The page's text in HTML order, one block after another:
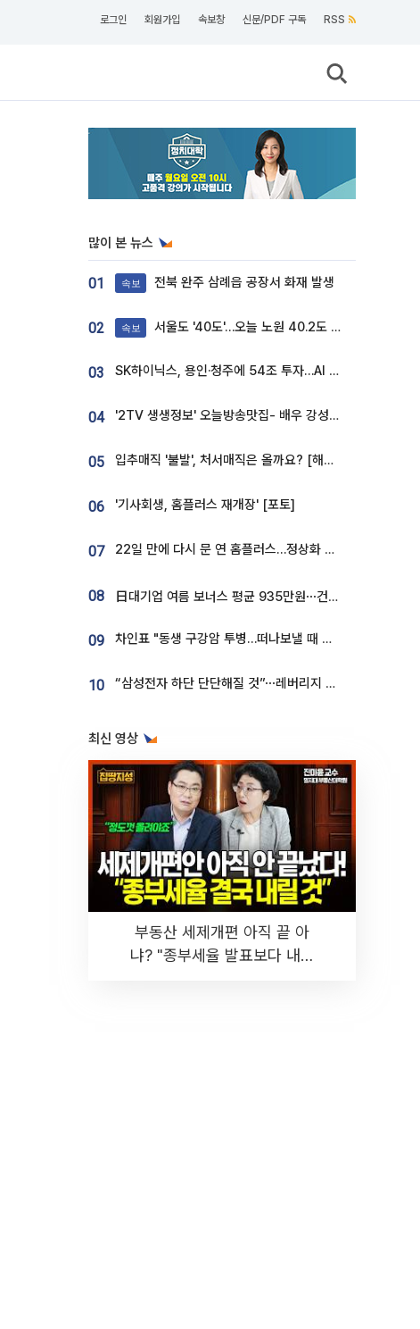
로그인 회원가입 속보창 신문/PDF 구독 RSS
많이 본 뉴스
01 속보 전북 완주 삼례읍 공장서 화재 발생
02 속보 서울도 '40도'…오늘 노원 40.2도 기록
03 SK하이닉스, 용인·청주에 54조 투자…AI 메모리 생산기지 키운다
04 '2TV 생생정보' 오늘방송맛집- 배우 강성진 단골! 쌀국수ㆍ푸팟퐁 커리 맛집 '블○○○'
05 입추매직 '불발', 처서매직은 올까요? [해시태그]
06 '기사회생, 홈플러스 재개장' [포토]
07 22일 만에 다시 문 연 홈플러스…정상화 바쁜데 재고 없어 ‘발동동’[가보니]
08 日대기업 여름 보너스 평균 935만원⋯건설회사 1800만 넘어
09 차인표 "동생 구강암 투병…떠나보낼 때 가장 힘들었다”
10 “삼성전자 하단 단단해질 것”⋯레버리지 규제에 쏠림 완화 [찐코노미]
최신 영상
부동산 세제개편 아직 끝 아
냐? "종부세율 발표보다 내릴